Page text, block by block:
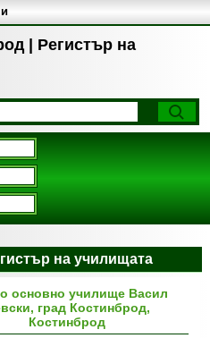
| Регистър на
на училищата
основно училище Васил
град Костинброд,
Костинброд